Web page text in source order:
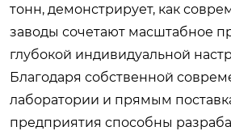
тонн, демонстрирует, как
заводы сочетают масштабное
глубокой индивидуальной
Благодаря собственной
лаборатории и прямым
предприятия способны